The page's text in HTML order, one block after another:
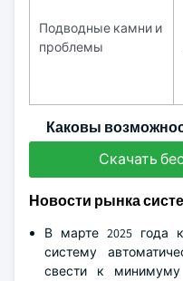
Подводные камни и
проблемы
Каковы
Скачать
Новости рынка
В марте 2025 года
систему
свести к